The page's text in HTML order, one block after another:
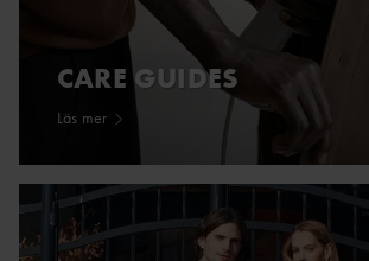
CARE GUIDES
Läs mer